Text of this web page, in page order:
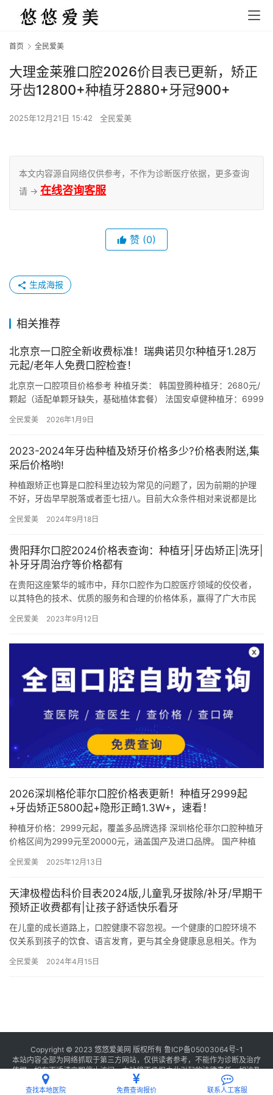
首页 全民爱美
大理金莱雅口腔2026价目表已更新，矫正
牙齿12800+种植牙2880+牙冠900+
2025年12月21日 15:42 全民爱美
本文内容源自网络仅供参考，不作为诊断医疗依据，更多查询
请 → 在线咨询客服
赞 (0)
生成海报
相关推荐
北京京一口腔全新收费标准！瑞典诺贝尔种植牙1.28万
元起/老年人免费口腔检查！
北京京一口腔项目价格参考 种植牙类： 韩国登腾种植牙：2680元/
颗起（适配单颗牙缺失，基础植体套餐） 法国安卓健种植牙：6999
全民爱美 2026年1月9日
2023-2024年牙齿种植及矫牙价格多少?价格表附送,集
采后价格哟!
种植跟矫正也算是口腔科里边较为常见的问题了，因为前期的护理
不好，牙齿早早脱落或者歪七扭八。目前大众条件相对来说都是比
全民爱美 2024年9月18日
贵阳拜尔口腔2024价格表查询：种植牙|牙齿矫正|洗牙|
补牙牙周治疗等价格都有
在贵阳这座繁华的城市中，拜尔口腔作为口腔医疗领域的佼佼者，
以其特色的技术、优质的服务和合理的价格体系，赢得了广大市民
表…
全民爱美 2023年9月12日
2026深圳格伦菲尔口腔价格表更新！种植牙2999起
+牙齿矫正5800起+隐形正畸1.3W+，速看！
种植牙价格：2999元起，覆盖多品牌选择 深圳格伦菲尔口腔种植牙
价格区间为2999元至20000元，涵盖国产及进口品牌。 国产种植
全民爱美 2025年12月13日
天津极橙齿科价目表2024版,儿童乳牙拔除/补牙/早期干
预矫正收费都有|让孩子舒适快乐看牙
在儿童的成长道路上，口腔健康不容忽视。一个健康的口腔环境不
仅关系到孩子的饮食、语言发育，更与其全身健康息息相关。作为
今天，…
全民爱美 2024年4月15日
Copyright © 2023 悠悠爱美网 版权所有 鲁ICP备05003064号-1
本站内容全部为网络抓取于第三方网站，仅供读者参考，不能作为诊断及治疗
依据，如有不适请立即停止访问，本站将不承担由此引起的法律责任。如涉及
联系我们
查找本地医院 免费查询报价 联系人工客服